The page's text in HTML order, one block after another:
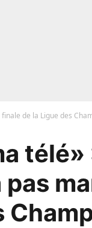
de la Ligue des
télé»
pas